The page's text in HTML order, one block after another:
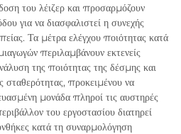
του λέιζερ και προσαρμόζουν
για να διασφαλιστεί η συνεχής
Τα μέτρα ελέγχου ποιότητας κατά
περιλαμβάνουν εκτενείς
της ποιότητας της δέσμης και
σταθερότητας, προκειμένου να
μονάδα πληροί τις αυστηρές
του εργοστασίου διατηρεί
κατά τη συναρμολόγηση